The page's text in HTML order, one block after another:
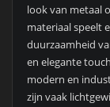
look van metaal
materiaal speelt
duurzaamheid
en elegante
modern en
zijn vaak